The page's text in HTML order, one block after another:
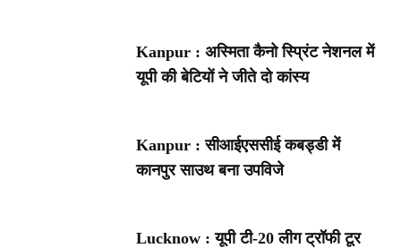
Kanpur : अस्मिता कैनो स्प्रिंट नेशनल में
यूपी की बेटियों ने जीते दो कांस्य
Kanpur : सीआईएससीई कबड्डी में
कानपुर साउथ बना उपविजे
Lucknow : यूपी टी-20 लीग ट्रॉफी टूर